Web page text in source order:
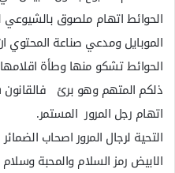
الحوائط اتهام ملصوق
الموبايل ومدعي صناعة المحتوي
الحوائط تشكو منها وطأة
ذلكم المتهم وهو برئ
اتهام رجل المرور المستمر.
التحية لرجال المرور اصحاب
الابيض رمز السلام والمحبة